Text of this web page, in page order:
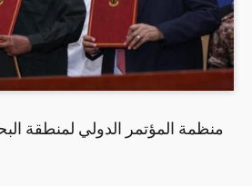
منظمة المؤتمر الدولي لمنطقة